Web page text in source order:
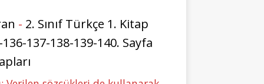
- 2. Sınıf Türkçe 1. Kitap
136-137-138-139-140. Sayfa